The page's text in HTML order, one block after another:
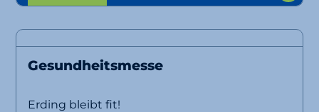
Gesundheitsmesse
Erding bleibt fit!